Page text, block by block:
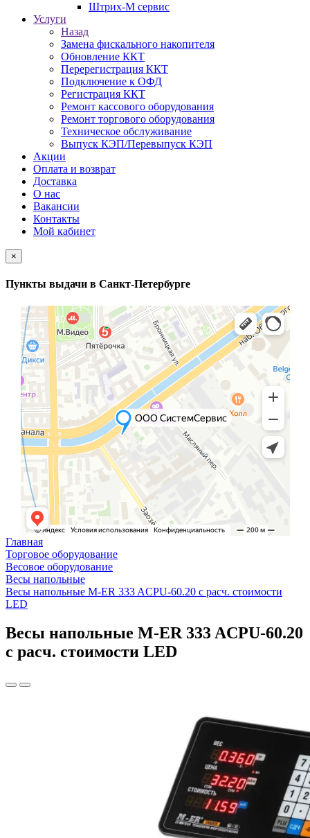
Штрих-М сервис
Услуги
Назад
Замена фискального накопителя
Обновление ККТ
Перерегистрация ККТ
Подключение к ОФД
Регистрация ККТ
Ремонт кассового оборудования
Ремонт торгового оборудования
Техническое обслуживание
Выпуск КЭП/Перевыпуск КЭП
Акции
Оплата и возврат
Доставка
О нас
Вакансии
Контакты
Мой кабинет
×
Пункты выдачи в Санкт-Петербурге
Главная
Торговое оборудование
Весовое оборудование
Весы напольные
Весы напольные M-ER 333 ACPU-60.20 с расч. стоимости
LED
Весы напольные M-ER 333 ACPU-60.20
с расч. стоимости LED